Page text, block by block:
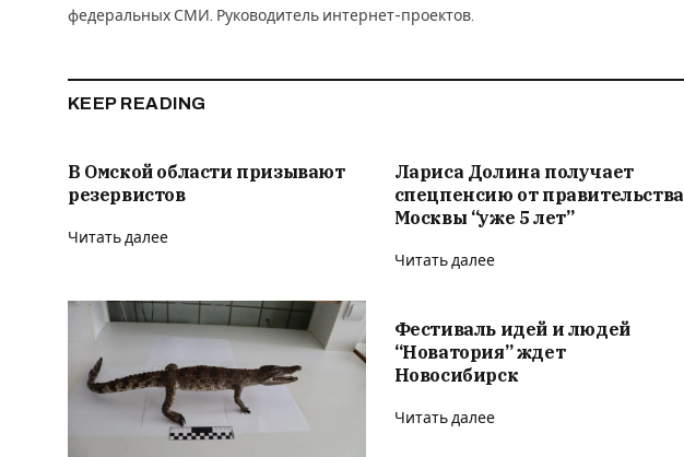
федеральных СМИ. Руководитель интернет-проектов.
KEEP READING
В Омской области призывают
резервистов
Читать далее
Лариса Долина получает
спецпенсию от правительства
Москвы “уже 5 лет”
Читать далее
Фестиваль идей и людей
“Новатория” ждет
Новосибирск
Читать далее